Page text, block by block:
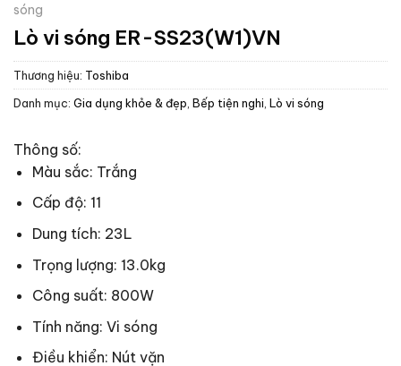
sóng
Lò vi sóng ER-SS23(W1)VN
Thương hiệu: Toshiba
Danh mục: Gia dụng khỏe & đẹp Bếp tiện nghi Lò vi sóng
Thông số:
Màu sắc: Trắng
Cấp độ: 11
Dung tích: 23L
Trọng lượng: 13.0kg
Công suất: 800W
Tính năng: Vi sóng
Điều khiển: Nút vặn